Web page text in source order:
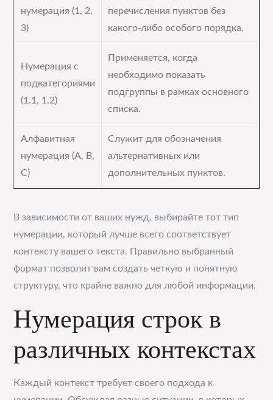
нумерация (1, 2,
3)
перечисления пунктов без
какого-либо особого порядка.
Нумерация с
подкатегориями
(1.1, 1.2)
Применяется, когда
необходимо показать
подгруппы в рамках основного
списка.
Алфавитная
нумерация (A, B,
C)
Служит для обозначения
альтернативных или
дополнительных пунктов.
В зависимости от ваших нужд, выбирайте тот тип
нумерации, который лучше всего соответствует
контексту вашего текста. Правильно выбранный
формат позволит вам создать четкую и понятную
структуру, что крайне важно для любой информации.
Нумерация строк в
различных контекстах
Каждый контекст требует своего подхода к